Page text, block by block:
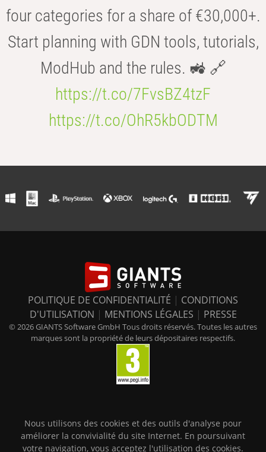
four categories for a share of €30,000+.
Start planning with GDN tools, tutorials,
ModHub and the rules. 🚜 🔗
https://t.co/7FvsBZ4tzF
https://t.co/OhR5kbODTM
POLITIQUE DE CONFIDENTIALITÉ | CONDITIONS
D'UTILISATION | MENTIONS LÉGALES | PRESSE
© 2026 GIANTS Software GmbH Tous droits réservés. Toutes les autres
marques sont la propriété de leurs dépositaires respectifs.
Nous utilisons des cookies et des outils d'analyse pour
améliorer la convivialité du site Internet. En poursuivant
votre navigation, vous acceptez l'utilisation des cookies.